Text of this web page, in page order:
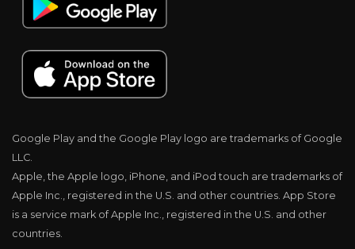
Google Play and the Google Play logo are trademarks of Google
LLC.
Apple, the Apple logo, iPhone, and iPod touch are trademarks of
Apple Inc., registered in the U.S. and other countries. App Store
is a service mark of Apple Inc., registered in the U.S. and other
countries.